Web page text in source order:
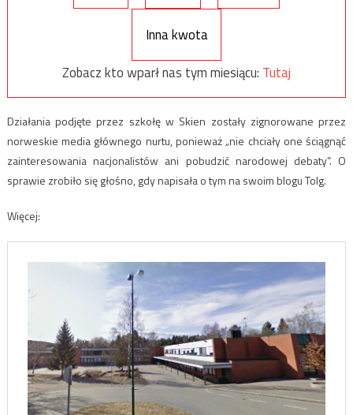
Inna kwota
Zobacz kto wparł nas tym miesiącu: Tutaj
Działania podjęte przez szkołę w Skien zostały zignorowane przez
norweskie media głównego nurtu, ponieważ „nie chciały one ściągnąć
zainteresowania nacjonalistów ani pobudzić narodowej debaty”. O
sprawie zrobiło się głośno, gdy napisała o tym na swoim blogu Tolg.
Więcej: